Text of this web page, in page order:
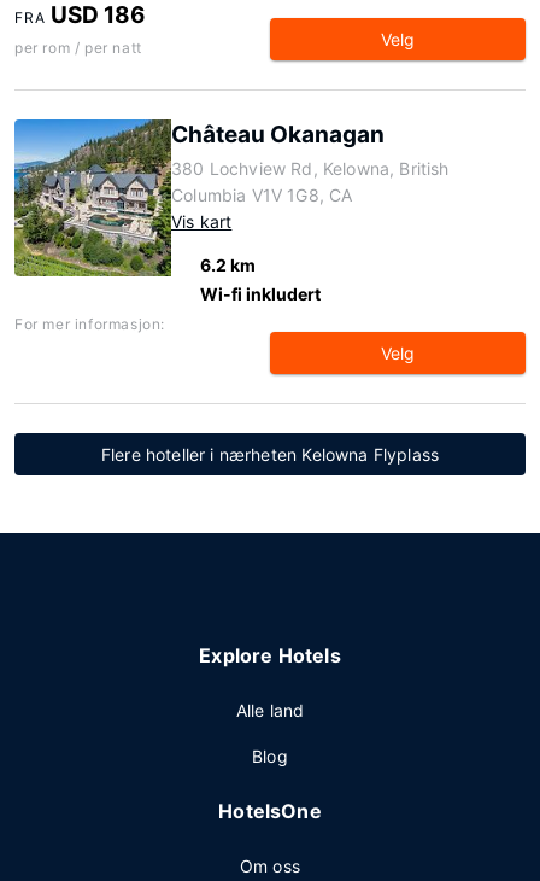
FRA USD 186
per rom / per natt Velg
Château Okanagan
380 Lochview Rd, Kelowna, British
Columbia V1V 1G8, CA
Vis kart
6.2 km
Wi-fi inkludert
For mer informasjon:
Velg
Flere hoteller i nærheten Kelowna Flyplass
Explore Hotels
Alle land
Blog
HotelsOne
Om oss